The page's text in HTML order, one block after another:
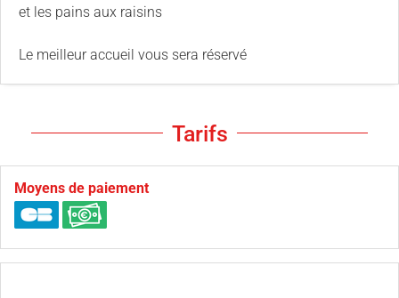
et les pains aux raisins
Le meilleur accueil vous sera réservé
Tarifs
Moyens de paiement